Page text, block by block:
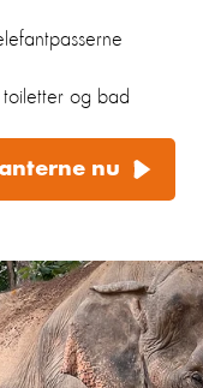
toiletter og bad
nu